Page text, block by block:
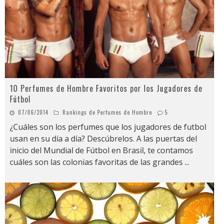
10 Perfumes de Hombre Favoritos por los Jugadores de
Fútbol
07/06/2014 Rankings de Perfumes de Hombre 5
¿Cuáles son los perfumes que los jugadores de futbol
usan en su día a día? Descúbrelos. A las puertas del
inicio del Mundial de Fútbol en Brasil, te contamos
cuáles son las colonias favoritas de las grandes ...